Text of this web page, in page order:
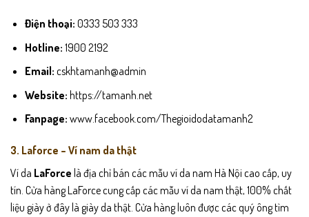
Điện thoại: 0333 503 333
Hotline: 1900 2192
Email: cskhtamanh@admin
Website: https://tamanh.net
Fanpage: www.facebook.com/Thegioidodatamanh2
3. Laforce – Ví nam da thật
Ví da LaForce là địa chỉ bán các mẫu ví da nam Hà Nội cao cấp, uy
tín. Cửa hàng LaForce cung cấp các mẫu ví da nam thật, 100% chất
liệu giày ở đây là giày da thật. Cửa hàng luôn được các quý ông tìm